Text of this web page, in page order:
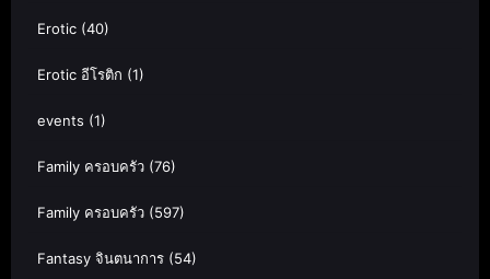
Erotic (40)
Erotic อีโรติก (1)
events (1)
Family ครอบครัว (76)
Family ครอบครัว (597)
Fantasy จินตนาการ (54)